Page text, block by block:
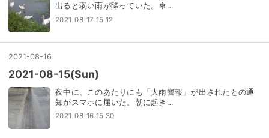
出ると弱い雨が降っていた。傘…
2021-08-17 15:12
2021 -08-16
2021-08-15(Sun)
夜中に、このあたりにも「大雨警報」が出されたとの通
知がスマホに届いた。朝に起き…
2021-08-16 15:30